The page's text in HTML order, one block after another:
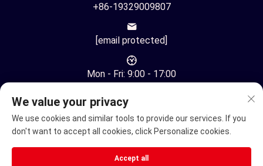
+86-19329009807
[email protected]
Mon - Fri: 9:00 - 17:00
Urheberrecht © Ningbo Youhuan Automation Technology Co.,
We value your privacy
We use cookies and similar tools to provide our services. If you
don't want to accept all cookies, click Personalize cookies.
Accept all